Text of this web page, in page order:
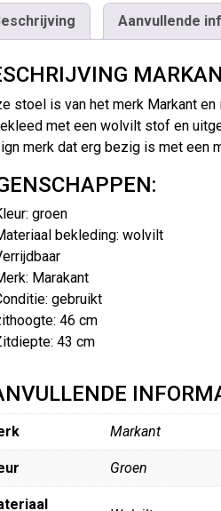
Aanvullende
stoel is van het merk Markant
met een wolvilt stof en
merk dat erg bezig is met een
groen
bekleding: wolvilt
Marakant
gebruikt
46 cm
43 cm
Markant
Groen